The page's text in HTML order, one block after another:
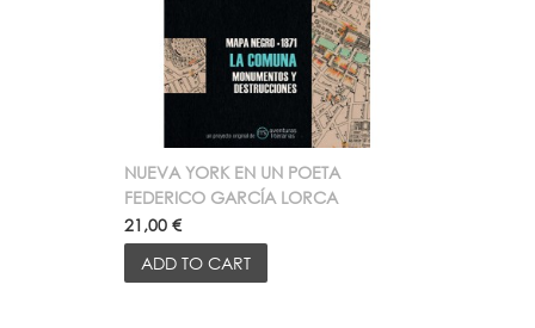
NUEVA YORK EN UN POETA
FEDERICO GARCÍA LORCA
21,00 €
ADD TO CART